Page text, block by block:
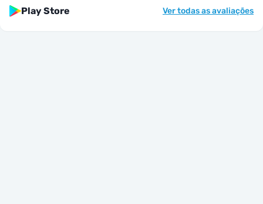
Play Store Ver todas as avaliações